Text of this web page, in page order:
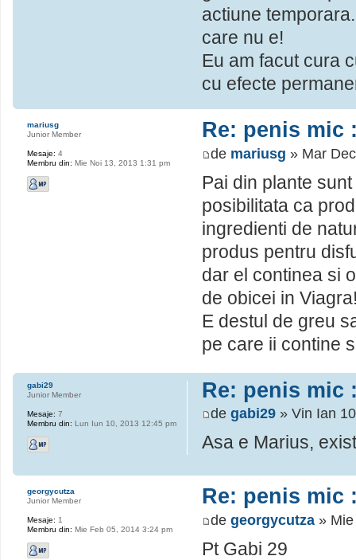
actiune
care nu e!
Eu am facut cura
cu efecte
Re: penis mic
de mariusg » Mar
Pai din plante
posibilitata ca
ingredienti de
produs pentru
dar el continea si
de obicei in
E destul de greu
pe care ii contine
mariusg
Junior Member
Mesaje: 4
Membru din: Mie Noi 13, 2013 1:31 pm
Re: penis mic
de gabi29 » Vin Ian
Asa e Marius,
gabi29
Junior Member
Mesaje: 7
Membru din: Lun Iun 10, 2013 12:45 pm
Re: penis mic
de georgycutza »
Pt Gabi 29
georgycutza
Junior Member
Mesaje: 1
Membru din: Mie Feb 05, 2014 3:24 pm